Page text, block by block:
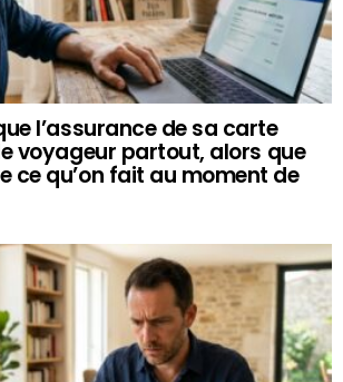
l’assurance de sa carte
voyageur partout, alors que
ce qu’on fait au moment de